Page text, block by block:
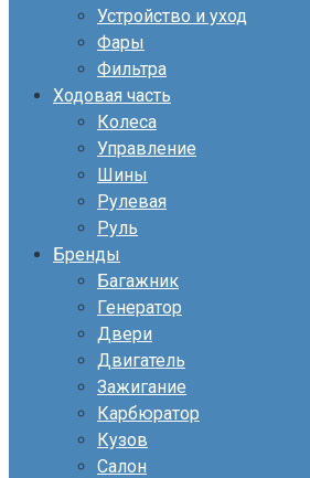
Устройство и уход
Фары
Фильтра
Ходовая часть
Колеса
Управление
Шины
Рулевая
Руль
Бренды
Багажник
Генератор
Двери
Двигатель
Зажигание
Карбюратор
Кузов
Салон